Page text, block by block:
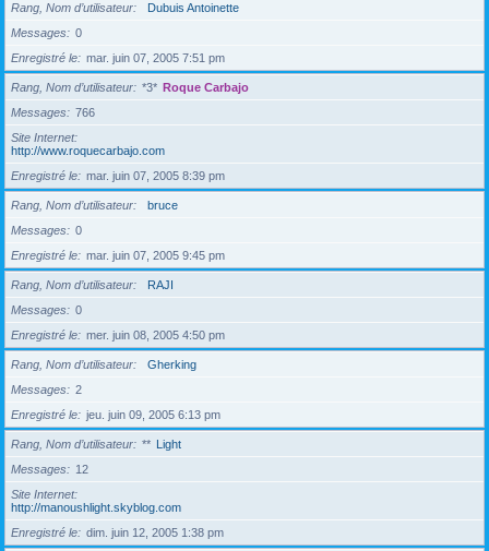
Rang, Nom d’utilisateur
Dubuis Antoinette
Messages
0
Enregistré le
mar. juin 07, 2005 7:51 pm
Rang, Nom d’utilisateur *3* Roque Carbajo
Messages
766
Site Internet
http://www.roquecarbajo.com
Enregistré le
mar. juin 07, 2005 8:39 pm
Rang, Nom d’utilisateur
bruce
Messages
0
Enregistré le
mar. juin 07, 2005 9:45 pm
Rang, Nom d’utilisateur
RAJI
Messages
0
Enregistré le
mer. juin 08, 2005 4:50 pm
Rang, Nom d’utilisateur
Gherking
Messages
2
Enregistré le
jeu. juin 09, 2005 6:13 pm
Rang, Nom d’utilisateur ** Light
Messages
12
Site Internet
http://manoushlight.skyblog.com
Enregistré le
dim. juin 12, 2005 1:38 pm